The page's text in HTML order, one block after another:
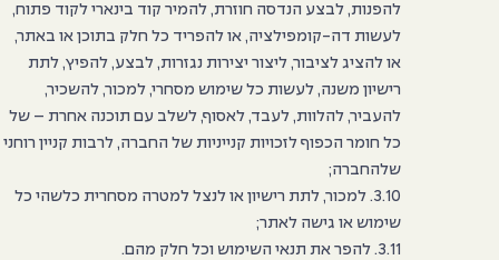
להפנות, לבצע הנדסה חוזרת, להמיר קוד בינארי לקוד פתוח,
לעשות דה-קומפילציה, או להפריד כל חלק בתוכן או באתר,
או להציג לציבור, ליצור יצירות נגזרות, לבצע, להפיץ, לתת
רישיון משנה, לעשות כל שימוש מסחרי, למכור, להשכיר,
להעביר, להלוות, לעבד, לאסוף, לשלב עם תוכנה אחרת – של
כל חומר הכפוף לזכויות קנייניות של החברה, לרבות קניין רוחני
שלהחברה;
3.10. למכור, לתת רישיון או לנצל למטרה מסחרית כלשהי כל
שימוש או גישה לאתר;
3.11. להפר את תנאי השימוש וכל חלק מהם.